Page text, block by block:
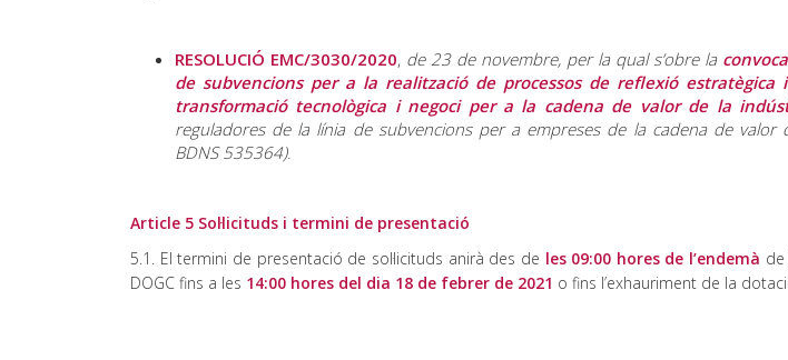
RESOLUCIÓ EMC/3030/2020, de 23 de novembre, per la qual s’obre la
de subvencions per a la realització de processos de reflexió
transformació tecnològica i negoci per a la cadena de valor de la
reguladores de la línia de subvencions per a empreses de la cadena de valor
BDNS 535364).
Article 5 Sol·licituds i termini de presentació
5.1. El termini de presentació de sol·licituds anirà des de les 09:00 hores de l’endemà
DOGC fins a les 14:00 hores del dia 18 de febrer de 2021 o fins l’exhauriment de la